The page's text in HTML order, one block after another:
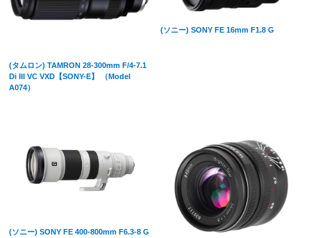
(タムロン) TAMRON 28-300mm F/4-7.1
Di III VC VXD【SONY-E】 （Model
A074）
(ソニー) SONY FE 16mm F1.8 G
(ソニー) SONY FE 400-800mm F6.3-8 G